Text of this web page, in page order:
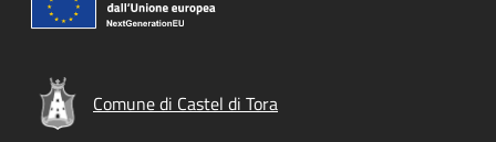
Comune di Castel di Tora